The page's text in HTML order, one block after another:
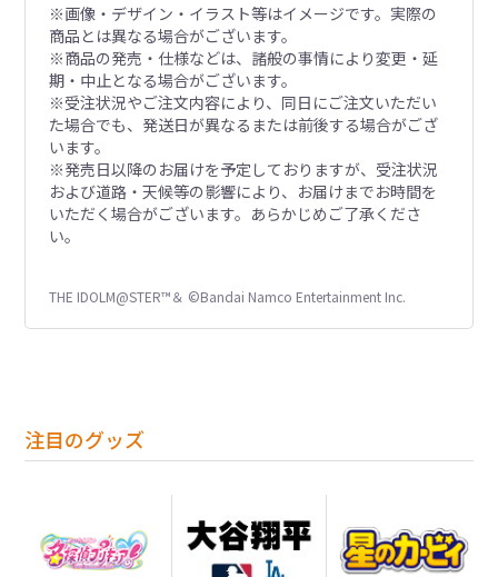
※画像・デザイン・イラスト等はイメージです。実際の
商品とは異なる場合がございます。
※商品の発売・仕様などは、諸般の事情により変更・延
期・中止となる場合がございます。
※受注状況やご注文内容により、同日にご注文いただい
た場合でも、発送日が異なるまたは前後する場合がござ
います。
※発売日以降のお届けを予定しておりますが、受注状況
および道路・天候等の影響により、お届けまでお時間を
いただく場合がございます。あらかじめご了承くださ
い。
THE IDOLM@STER™＆ ©Bandai Namco Entertainment Inc.
注目のグッズ